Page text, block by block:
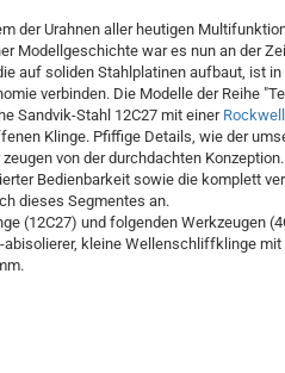
der Urahnen aller heutigen
Modellgeschichte war es nun an der
auf soliden Stahlplatinen aufbaut, ist
verbinden. Die Modelle der Reihe
Sandvik-Stahl 12C27 mit einer
Klinge. Pfiffige Details, wie der
von der durchdachten
Bedienbarkeit sowie die komplett
dieses Segmentes an.
(12C27) und folgenden Werkzeugen
kleine Wellenschliffklinge